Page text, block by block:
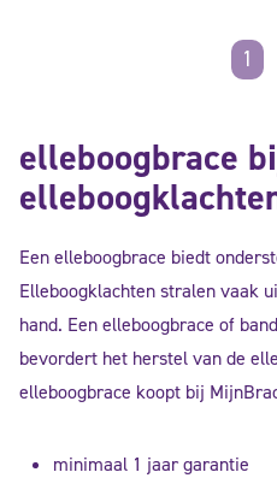
1
elleboogbrace
Een elleboogbrace biedt
Elleboogklachten stralen vaak
hand. Een elleboogbrace of
bevordert het herstel van de
elleboogbrace koopt bij
minimaal 1 jaar garantie